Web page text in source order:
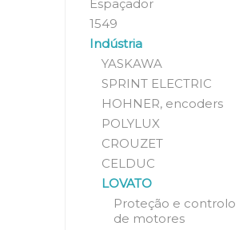
Espaçador
1549
Indústria
YASKAWA
SPRINT ELECTRIC
HOHNER, encoders
POLYLUX
CROUZET
CELDUC
LOVATO
Proteção e controlo
de motores